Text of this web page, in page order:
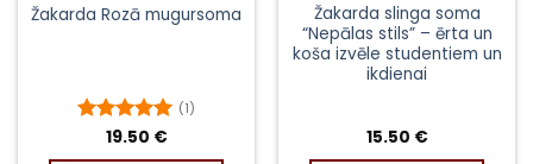
Žakarda Rozā mugursoma
Novērtēts
ar5no 5
(1)
19.50 €
Žakarda slinga soma
“Nepālas stils” – ērta un
koša izvēle studentiem un
ikdienai
15.50 €